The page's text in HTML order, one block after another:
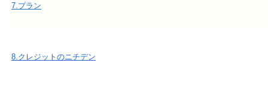
7.プラン
8.クレジットのニチデン